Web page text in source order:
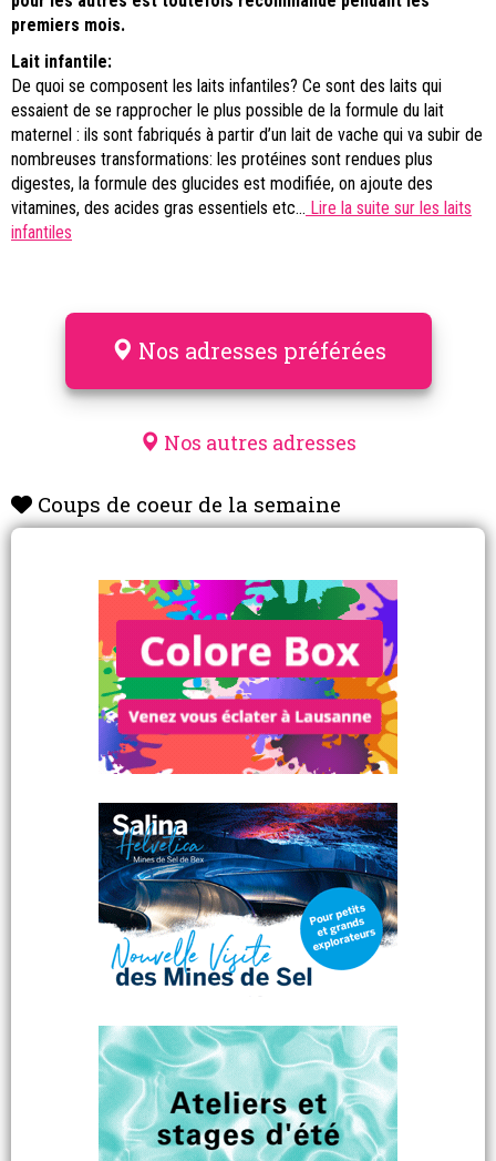
premiers mois.
Lait infantile:
De quoi se composent les laits infantiles? Ce sont des laits qui
essaient de se rapprocher le plus possible de la formule du lait
maternel : ils sont fabriqués à partir d’un lait de vache qui va subir de
nombreuses transformations: les protéines sont rendues plus
digestes, la formule des glucides est modifiée, on ajoute des
vitamines, des acides gras essentiels etc… Lire la suite sur les laits
infantiles
Nos adresses préférées
Nos autres adresses
Coups de coeur de la semaine